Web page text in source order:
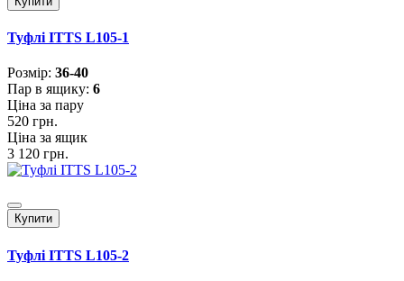
Туфлі ITTS L105-1
Розмiр: 36-40
Пар в ящику: 6
Ціна за пару
520 грн.
Ціна за ящик
3 120 грн.
Купити
Туфлі ITTS L105-2